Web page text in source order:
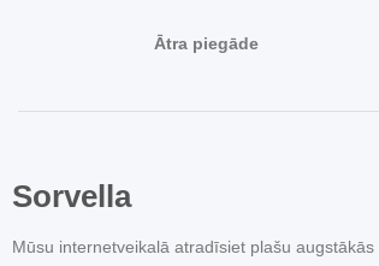
Ātra piegāde
Sorvella
Mūsu internetveikalā atradīsiet plašu